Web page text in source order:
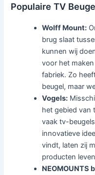
Populaire TV
Wolff Mount:
brug slaat
kunnen wij
voor het
fabriek. Zo
beugel, maar
Vogels:
het gebied van
vaak tv-
innovatieve
vindt, laten zij
producten
NEOMOUNTS